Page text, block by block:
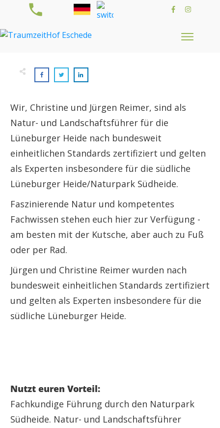
Wir, Christine und Jürgen Reimer, sind als
Natur- und Landschaftsführer für die
Lüneburger Heide nach bundesweit
einheitlichen Standards zertifiziert und gelten
als Experten insbesondere für die südliche
Lüneburger Heide/Naturpark Südheide.
Faszinierende Natur und kompetentes
Fachwissen stehen euch hier zur Verfügung -
am besten mit der Kutsche, aber auch zu Fuß
oder per Rad.
Jürgen und Christine Reimer wurden nach
bundesweit einheitlichen Standards zertifiziert
und gelten als Experten insbesondere für die
südliche Lüneburger Heide.
Nutzt euren Vorteil:
Fachkundige Führung durch den Naturpark
Südheide. Natur- und Landschaftsführer